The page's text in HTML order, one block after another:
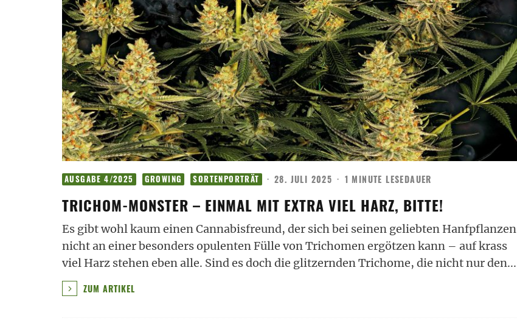
AUSGABE 4/2025 GROWING SORTENPORTRÄT · 28. JULI 2025 · 1 MINUTE LESEDAUER
TRICHOM-MONSTER – EINMAL MIT EXTRA VIEL HARZ, BITTE!
Es gibt wohl kaum einen Cannabisfreund, der sich bei seinen geliebten Hanfpflanzen
nicht an einer besonders opulenten Fülle von Trichomen ergötzen kann – auf krass
viel Harz stehen eben alle. Sind es doch die glitzernden Trichome, die nicht nur den...
ZUM ARTIKEL